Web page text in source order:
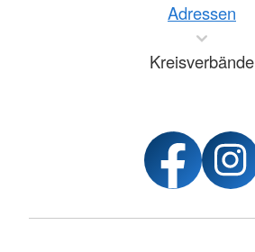
Adressen
Kreisverbände